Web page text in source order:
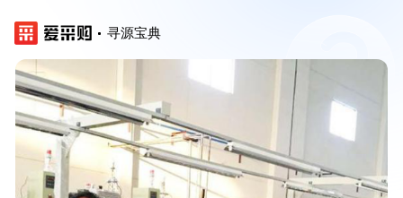
寻源宝典